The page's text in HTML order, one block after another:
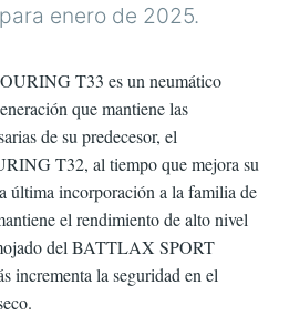
enero de 2025.
T33 es un neumático
que mantiene las
de su predecesor, el
T32, al tiempo que mejora su
última incorporación a la familia de
el rendimiento de alto nivel
del BATTLAX SPORT
incrementa la seguridad en el